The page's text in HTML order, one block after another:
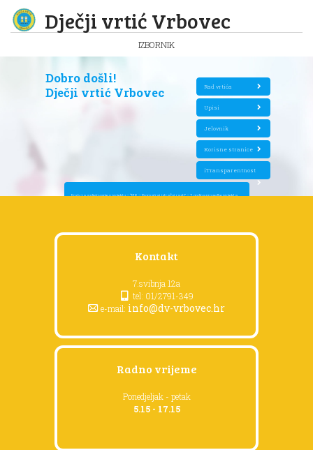
Dječji vrtić Vrbovec
IZBORNIK
Poziv za sudjelovanje u projektu – “P.I.R. – Promatraj, istražuj, rasti” – 2. godina provedbe projekta
Dobro došli!
Dječji vrtić Vrbovec
Rad vrtića
Upisi
Jelovnik
Korisne stranice
iTransparentnost
Kontakt
7.svibnja 12a
tel: 01/2791-349
e-mail: info@dv-vrbovec.hr
Radno vrijeme
Ponedjeljak - petak
5.15 - 17.15